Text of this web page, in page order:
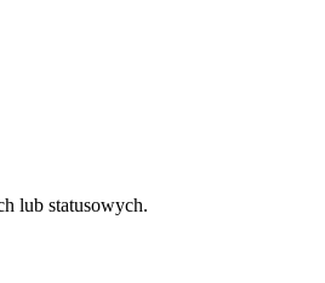
lub statusowych.